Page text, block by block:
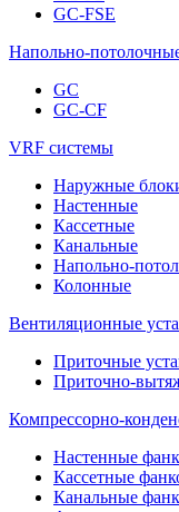
GC-FSE
Напольно-
GC
GC-CF
VRF системы
Наружные
Настенные
Кассетные
Канальные
Напольно-
Колонные
Вентиляционные
Приточные
Приточно-
Компрессорно-
Настенные
Кассетные
Канальные